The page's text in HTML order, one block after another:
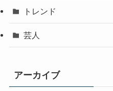
トレンド
芸人
アーカイブ